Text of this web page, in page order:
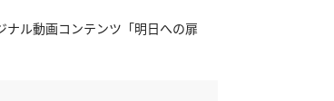
ナル動画コンテンツ「明日への扉